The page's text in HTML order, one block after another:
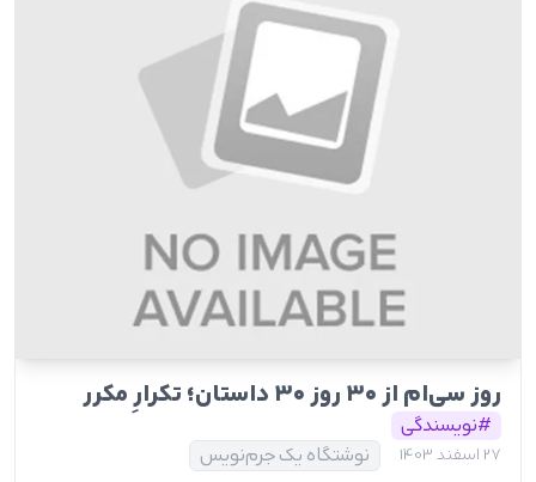
روز سی‌ام از ۳۰ روز ۳۰ داستان؛ تکرارِ مکرر
#نویسندگی
27 اسفند 1403 نوشتگاه یک جرم‌نویس